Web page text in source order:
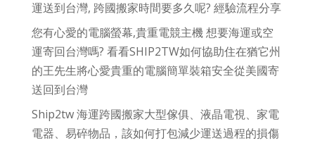
運送到台灣, 跨國搬家時間要多久呢? 經驗流程分享
您有心愛的電腦螢幕,貴重電競主機 想要海運或空
運寄回台灣嗎? 看看SHIP2TW如何協助住在猶它州
的王先生將心愛貴重的電腦簡單裝箱安全從美國寄
送回到台灣
Ship2tw 海運跨國搬家大型傢俱、液晶電視、家電
電器、易碎物品，該如何打包減少運送過程的損傷